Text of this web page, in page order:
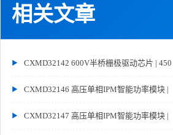
相关文章
CXMD32142 600V半桥栅极驱动芯片 | 450
CXMD32146 高压单相IPM智能功率模块 |
CXMD32147 高压单相IPM智能功率模块 |